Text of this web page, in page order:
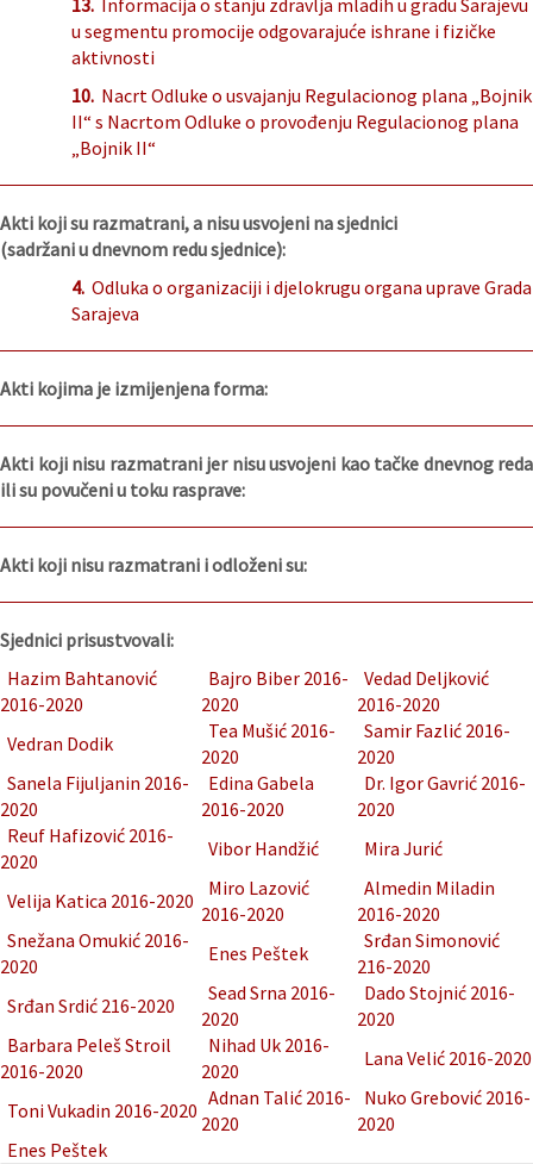
13. Informacija o stanju zdravlja mladih u gradu Sarajevu
u segmentu promocije odgovarajuće ishrane i fizičke
aktivnosti
10. Nacrt Odluke o usvajanju Regulacionog plana „Bojnik
II“ s Nacrtom Odluke o provođenju Regulacionog plana
„Bojnik II“
Akti koji su razmatrani, a nisu usvojeni na sjednici
(sadržani u dnevnom redu sjednice):
4. Odluka o organizaciji i djelokrugu organa uprave Grada
Sarajeva
Akti kojima je izmijenjena forma:
Akti koji nisu razmatrani jer nisu usvojeni kao tačke dnevnog reda
ili su povučeni u toku rasprave:
Akti koji nisu razmatrani i odloženi su:
Sjednici prisustvovali:
Hazim Bahtanović
2016-2020
Bajro Biber 2016-
2020
Vedad Deljković
2016-2020
Vedran Dodik
Tea Mušić 2016-
2020
Samir Fazlić 2016-
2020
Sanela Fijuljanin 2016-
2020
Edina Gabela
2016-2020
Dr. Igor Gavrić 2016-
2020
Reuf Hafizović 2016-
2020
Vibor Handžić Mira Jurić
Velija Katica 2016-2020
Miro Lazović
2016-2020
Almedin Miladin
2016-2020
Snežana Omukić 2016-
2020
Enes Peštek
Srđan Simonović
216-2020
Srđan Srdić 216-2020
Sead Srna 2016-
2020
Dado Stojnić 2016-
2020
Barbara Peleš Stroil
2016-2020
Nihad Uk 2016-
2020
Lana Velić 2016-2020
Toni Vukadin 2016-2020
Adnan Talić 2016-
2020
Nuko Grebović 2016-
2020
Enes Peštek